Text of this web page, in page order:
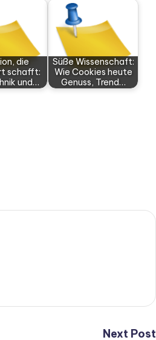
die
schafft:
und…
Süße Wissenschaft:
Wie Cookies heute
Genuss, Trend…
Next Post